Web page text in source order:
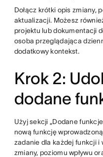
Dołącz krótki opis zmiany,
aktualizacji. Możesz
projektu lub dokumentacji
osoba przeglądająca
dodatkowy kontekst.
Krok 2:
dodane
Użyj sekcji „Dodane
nową funkcję
zadanie dla każdej funkcji i
zmiany, poziomu wpływu